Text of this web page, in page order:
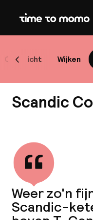
Home
Overzicht Wijken
Scroll naar links
Scandic
Weer zo'n
Scandic-